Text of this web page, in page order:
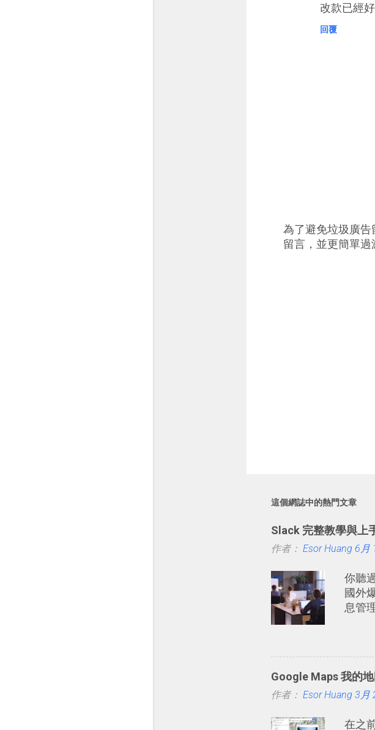
改款已經
回覆
張
為了避免垃圾廣
留言，並更簡單過
這個網誌中的熱門文章
Slack 完整教學與上
作者： Esor Huang 6月
你聽
國外
息管
用了
間的
聊天
保持
Google Maps 我的
作者： Esor Huang 3月
在之